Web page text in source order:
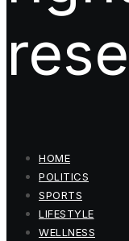
HOME
POLITICS
SPORTS
LIFESTYLE
WELLNESS